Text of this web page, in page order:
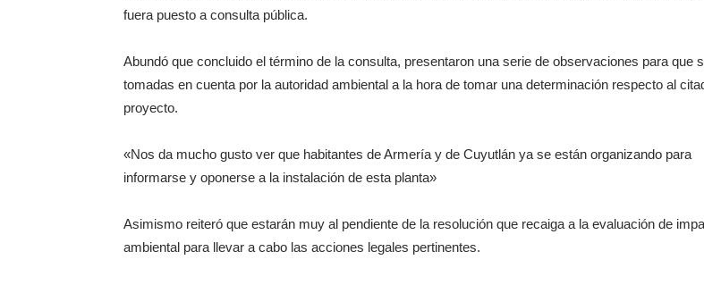
fuera puesto a consulta pública.
Abundó que concluido el término de la consulta, presentaron una serie de observaciones para que
tomadas en cuenta por la autoridad ambiental a la hora de tomar una determinación respecto al
proyecto.
«Nos da mucho gusto ver que habitantes de Armería y de Cuyutlán ya se están organizando para
informarse y oponerse a la instalación de esta planta»
Asimismo reiteró que estarán muy al pendiente de la resolución que recaiga a la evaluación de
ambiental para llevar a cabo las acciones legales pertinentes.